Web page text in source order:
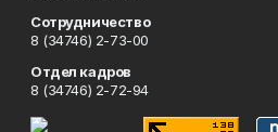
Сотрудничество
8 (34746) 2-73-00
Отдел кадров
8 (34746) 2-72-94